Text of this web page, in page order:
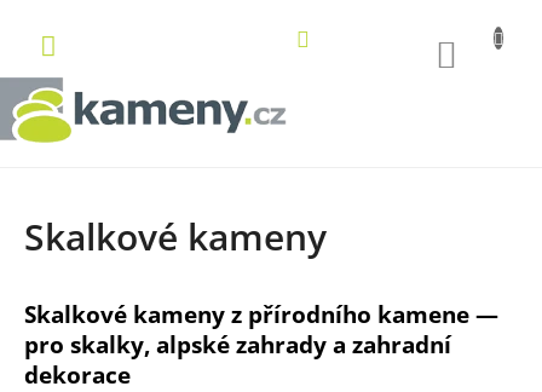
obsah
Skalkové kameny
Skalkové kameny z přírodního kamene —
pro skalky, alpské zahrady a zahradní
dekorace